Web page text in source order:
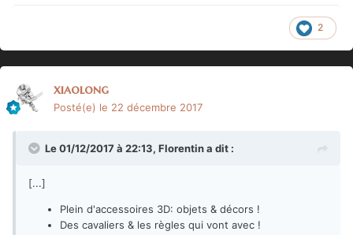
2
xiaolong
Posté(e) le 22 décembre 2017
Le 01/12/2017 à 22:13, Florentina dit :
[...]
Plein d'accessoires 3D: objets & décors !
Des cavaliers & les règles qui vont avec !